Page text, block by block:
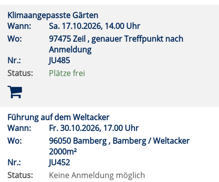
Klimaangepasste Gärten
Wann:
Sa. 17.10.2026, 14.00 Uhr
Wo:
97475 Zeil , genauer Treffpunkt nach
Anmeldung
Nr.:
JU485
Status:
Plätze frei
Führung auf dem Weltacker
Wann:
Fr.30.10.2026, 17.00 Uhr
Wo:
96050 Bamberg , Bamberg / Weltacker
2000m²
Nr.:
JU452
Status:
Keine Anmeldung möglich